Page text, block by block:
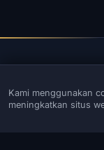
IVSOFTE — toko
instalasi
Kami menggunakan
meningkatkan situs